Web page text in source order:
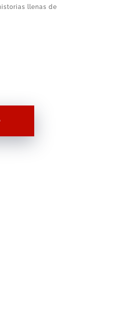
llenas de